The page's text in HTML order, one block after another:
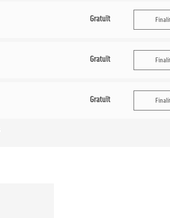
Gratuït
Gratuït
Gratuït